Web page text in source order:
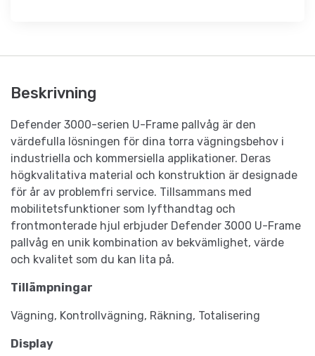
Beskrivning
Defender 3000-serien U-Frame pallvåg är den
värdefulla lösningen för dina torra vägningsbehov i
industriella och kommersiella applikationer. Deras
högkvalitativa material och konstruktion är designade
för år av problemfri service. Tillsammans med
mobilitetsfunktioner som lyfthandtag och
frontmonterade hjul erbjuder Defender 3000 U-Frame
pallvåg en unik kombination av bekvämlighet, värde
och kvalitet som du kan lita på.
Tillämpningar
Vägning, Kontrollvägning, Räkning, Totalisering
Display